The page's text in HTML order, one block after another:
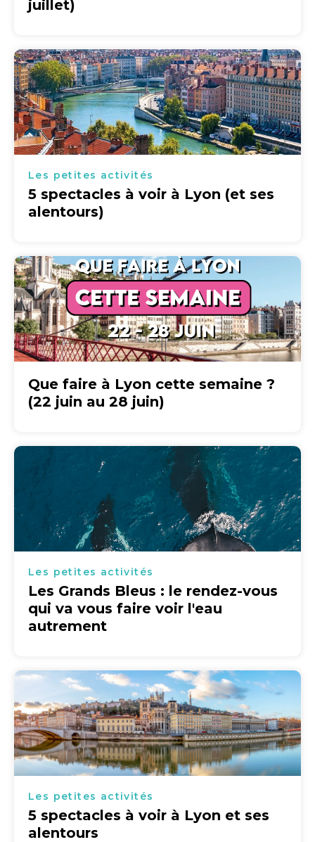
juillet)
Les petites activités
5 spectacles à voir à Lyon (et ses
alentours)
Que faire à Lyon cette semaine ?
(22 juin au 28 juin)
Les petites activités
Les Grands Bleus : le rendez-vous
qui va vous faire voir l'eau
autrement
Les petites activités
5 spectacles à voir à Lyon et ses
alentours